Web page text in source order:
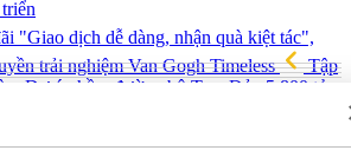
"Giao dịch dễ dàng, nhận quà kiệt tác",
trải nghiệm Van Gogh Timeless
Tập
Dự án hầm đường bộ Tam Đảo 5.800 tỷ
hiện 5 vụ vi phạm, tạm giữ gần 700 kg
thoại nhập lậu
Lan tỏa văn hóa kinh